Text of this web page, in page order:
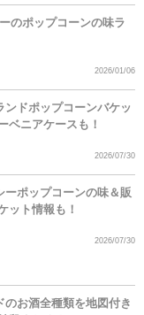
のポップコーンの味ラ
2026/01/06
ンドポップコーンバケッ
ベニアケースも！
2026/07/30
ーポップコーンの味＆販
ット情報も！
2026/07/30
のお酒全種類を地図付き